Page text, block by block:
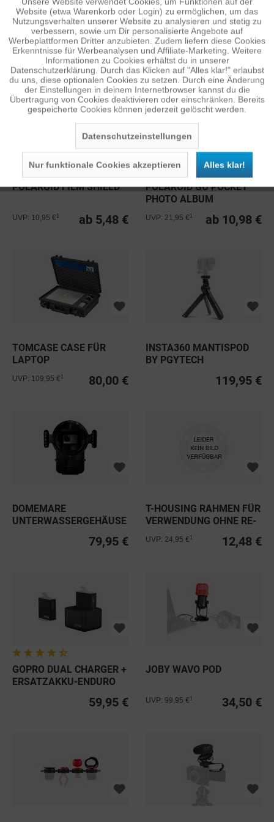
PGYTECH DJ RC PRO
PROTECTOR FÜR DJI AIR
2S &...
14,98 €
UVP: 29,95 €1
PGYTECH DJI MINI 3 & 3
PRO CARRYING CASE
19,98 €
UVP: 39,95 € 1
POLAROID FILM SHIELD
ab 5,48 €
UVP: 10,95 €
POLAROID GO POCKET
PHOTO ALBUM
ab 10,98 €
UVP: 21,95 €
TOMCASE CASE FÜR
LAPTOP
80,00 €
UVP: 109,95 €
INSTA360 MANTISPOD
BY PGYTECH
119,95 €
DOMEMARE
UNTERWASSERGEHÄUSE
79,95 €
T-HOUSING RAHMEN FÜR
VERWENDUNG OHNE RE-
FUEL IM...
12,48 €
UVP: 24,95 €
GOPRO DUAL CHARGER +
ERSATZAKKU-ENDURO
59,95 €
JOBY WAVO POD
34,50 €
UVP: 99,95 €
Funktionale
Tracking Inaktiv
Personalisierung Inaktiv
Service Inaktiv
Website (etwa Warenkorb oder Login) zu ermöglichen, um das
Nutzungsverhalten unserer Website zu analysieren und stetig zu
verbessern, sowie um Dir personalisierte Angebote auf
Werbeplattformen Dritter anzubieten. Zudem liefern diese Cookies
Erkenntnisse für Werbeanalysen und Affiliate-Marketing. Weitere
Informationen zu Cookies erhältst du in unserer
Datenschutzerklärung. Durch das Klicken auf "Alles klar!" erlaubst
du uns, diese optionalen Cookies zu setzen. Durch eine Änderung
der Einstellungen in deinem Internetbrowser kannst du die
Übertragung von Cookies deaktivieren oder einschränken. Bereits
gespeicherte Cookies können jederzeit gelöscht werden.
Datenschutzeinstellungen
Nur funktionale Cookies akzeptieren Alles klar!